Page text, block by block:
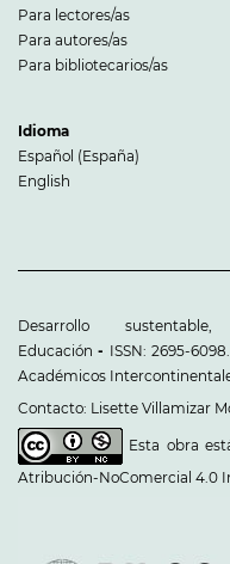
Para lectores/as
Para autores/as
Para bibliotecarios/as
Idioma
Español (España)
English
Desarrollo
Educación - ISSN: 2695-
Académicos
Contacto: Lisette Villamizar
Esta obra
Atribución-NoComercial 4.0